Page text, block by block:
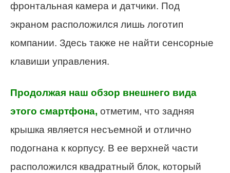
фронтальная камера и датчики. Под
экраном расположился лишь логотип
компании. Здесь также не найти сенсорные
клавиши управления.
Продолжая наш обзор внешнего вида
этого смартфона, отметим, что задняя
крышка является несъемной и отлично
подогнана к корпусу. В ее верхней части
расположился квадратный блок, который